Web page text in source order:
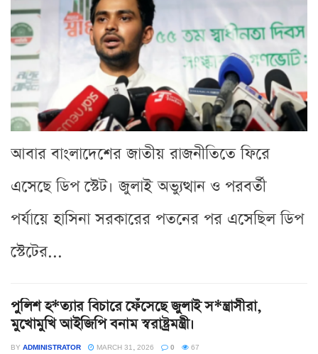
আবার বাংলাদেশের জাতীয় রাজনীতিতে ফিরে
এসেছে ডিপ স্টেট। জুলাই অভ্যুত্থান ও পরবর্তী
পর্যায়ে হাসিনা সরকারের পতনের পর এসেছিল ডিপ
স্টেটের...
পুলিশ হ*ত্যার বিচারে ফেঁসেছে জুলাই স*ন্ত্রাসীরা,
মুখোমুখি আইজিপি বনাম স্বরাষ্ট্রমন্ত্রী।
BY ADMINISTRATOR MARCH 31, 2026 0 67